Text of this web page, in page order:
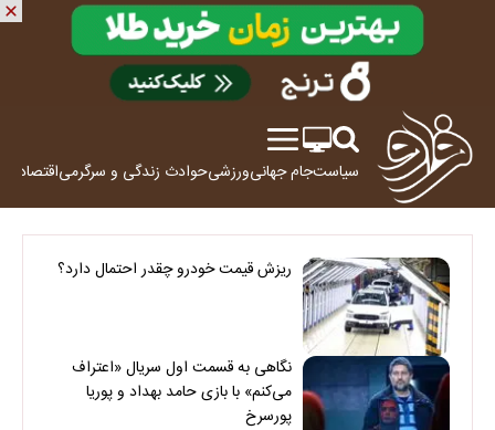
سیاستجام جهانیورزشیحوادث زندگی و سرگرمیاقتصاد
ریزش قیمت خودرو چقدر احتمال دارد؟
نگاهی به قسمت اول سریال «اعتراف
می‌کنم» با بازی حامد بهداد و پوریا
پورسرخ